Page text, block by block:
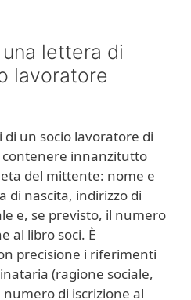
lettera di
lavoratore
un socio lavoratore di
innanzitutto
del mittente: nome e
di nascita, indirizzo di
e, se previsto, il numero
al libro soci. È
precisione i riferimenti
(ragione sociale,
di iscrizione al